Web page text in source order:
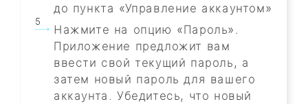
до пункта «Управление аккаунтом»
Нажмите на опцию «Пароль».
Приложение предложит вам
ввести свой текущий пароль, а
затем новый пароль для вашего
аккаунта. Убедитесь, что новый